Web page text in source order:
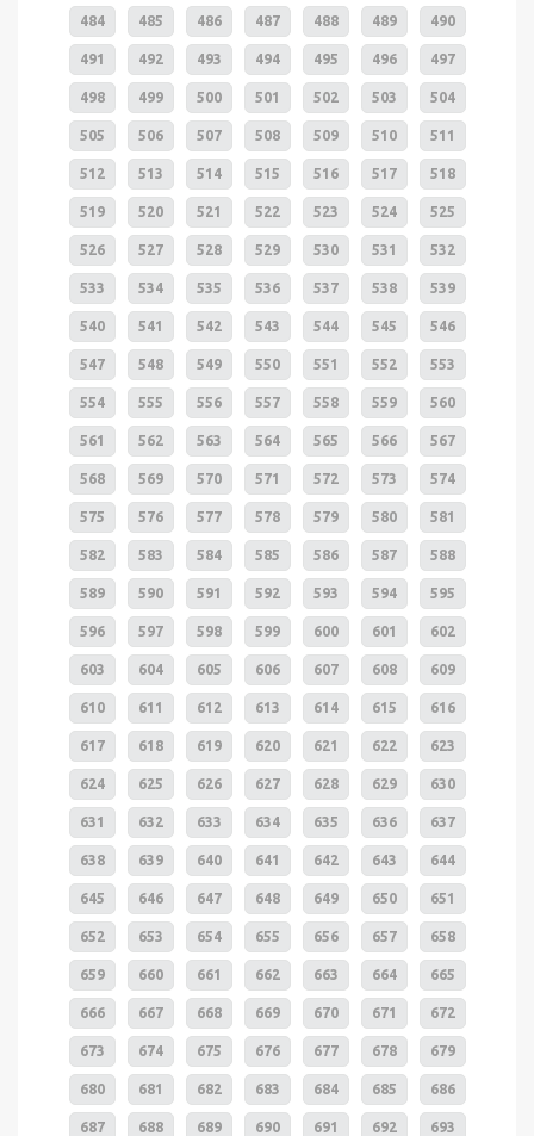
484 485 486 487 488 489 490
491 492 493 494 495 496 497
498 499 500 501 502 503 504
505 506 507 508 509 510 511
512 513 514 515 516 517 518
519 520 521 522 523 524 525
526 527 528 529 530 531 532
533 534 535 536 537 538 539
540 541 542 543 544 545 546
547 548 549 550 551 552 553
554 555 556 557 558 559 560
561 562 563 564 565 566 567
568 569 570 571 572 573 574
575 576 577 578 579 580 581
582 583 584 585 586 587 588
589 590 591 592 593 594 595
596 597 598 599 600 601 602
603 604 605 606 607 608 609
610 611 612 613 614 615 616
617 618 619 620 621 622 623
624 625 626 627 628 629 630
631 632 633 634 635 636 637
638 639 640 641 642 643 644
645 646 647 648 649 650 651
652 653 654 655 656 657 658
659 660 661 662 663 664 665
666 667 668 669 670 671 672
673 674 675 676 677 678 679
680 681 682 683 684 685 686
687 688 689 690 691 692 693